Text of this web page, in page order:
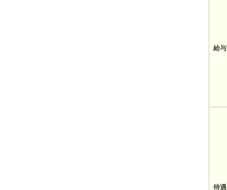
給与
待遇